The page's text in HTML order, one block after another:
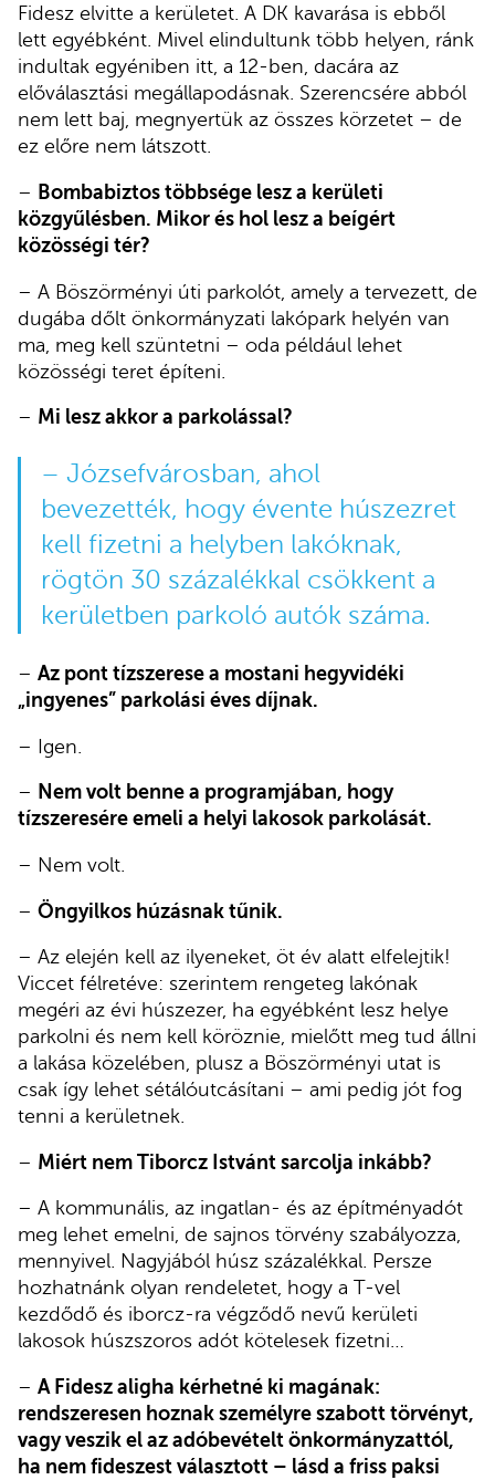
Fidesz elvitte a kerületet. A DK kavarása is ebből
lett egyébként. Mivel elindultunk több helyen, ránk
indultak egyéniben itt, a 12-ben, dacára az
előválasztási megállapodásnak. Szerencsére abból
nem lett baj, megnyertük az összes körzetet – de
ez előre nem látszott.
– Bombabiztos többsége lesz a kerületi
közgyűlésben. Mikor és hol lesz a beígért
közösségi tér?
– A Böszörményi úti parkolót, amely a tervezett, de
dugába dőlt önkormányzati lakópark helyén van
ma, meg kell szüntetni – oda például lehet
közösségi teret építeni.
– Mi lesz akkor a parkolással?
– Józsefvárosban, ahol
bevezették, hogy évente húszezret
kell fizetni a helyben lakóknak,
rögtön 30 százalékkal csökkent a
kerületben parkoló autók száma.
– Az pont tízszerese a mostani hegyvidéki
„ingyenes” parkolási éves díjnak.
– Igen.
– Nem volt benne a programjában, hogy
tízszeresére emeli a helyi lakosok parkolását.
– Nem volt.
– Öngyilkos húzásnak tűnik.
– Az elején kell az ilyeneket, öt év alatt elfelejtik!
Viccet félretéve: szerintem rengeteg lakónak
megéri az évi húszezer, ha egyébként lesz helye
parkolni és nem kell köröznie, mielőtt meg tud állni
a lakása közelében, plusz a Böszörményi utat is
csak így lehet sétálóutcásítani – ami pedig jót fog
tenni a kerületnek.
– Miért nem Tiborcz Istvánt sarcolja inkább?
– A kommunális, az ingatlan- és az építményadót
meg lehet emelni, de sajnos törvény szabályozza,
mennyivel. Nagyjából húsz százalékkal. Persze
hozhatnánk olyan rendeletet, hogy a T-vel
kezdődő és iborcz-ra végződő nevű kerületi
lakosok húszszoros adót kötelesek fizetni…
– A Fidesz aligha kérhetné ki magának:
rendszeresen hoznak személyre szabott törvényt,
vagy veszik el az adóbevételt önkormányzattól,
ha nem fideszest választott – lásd a friss paksi